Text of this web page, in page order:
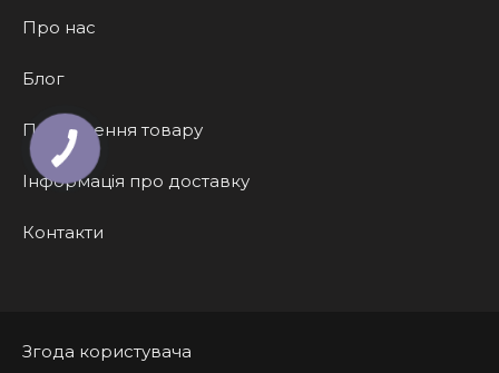
Про нас
Блог
Повернення товару
Інформація про доставку
Контакти
Згода користувача